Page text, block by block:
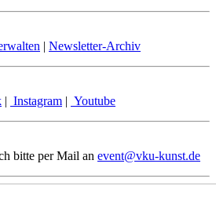
| Newsletter-Archiv
| Instagram | Youtube
bitte per Mail an event@vku-kunst.de